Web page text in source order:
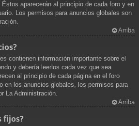
aparecerán al principio de cada foro y en
Los permisos para anuncios globales son
Arriba
contienen información importante sobre el
y debería leerlos cada vez que sea
al principio de cada página en el foro
en los anuncios globales, los permisos para
La Administración.
Arriba
fijos?